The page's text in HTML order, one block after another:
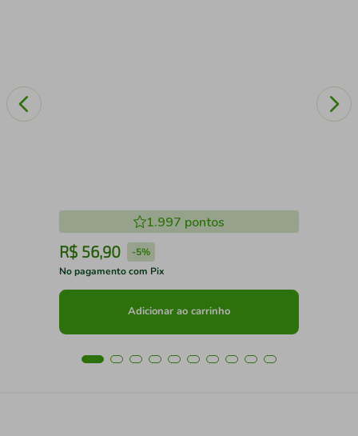
1.997 pontos
R$ 56,90 -5%
No pagamento com Pix
Adicionar ao carrinho